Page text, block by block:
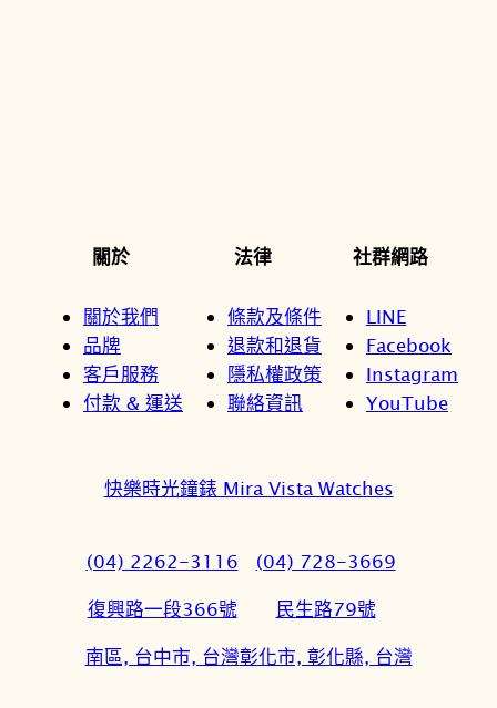
關於
關於我們
品牌
客戶服務
付款 & 運送
法律
條款及條件
退款和退貨
隱私權政策
聯絡資訊
社群網路
LINE
Facebook
Instagram
YouTube
快樂時光鐘錶 Mira Vista Watches
(04) 2262-3116
復興路一段366號
南區, 台中市, 台灣
(04) 728-3669
民生路79號
彰化市, 彰化縣, 台灣